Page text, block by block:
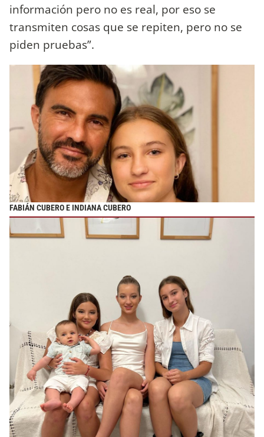
información pero no es real, por eso se
transmiten cosas que se repiten, pero no se
piden pruebas”.
FABIÁN CUBERO E INDIANA CUBERO